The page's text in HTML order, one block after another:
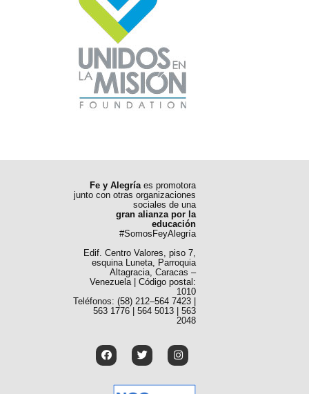
Fe y Alegría es promotora
junto con otras organizaciones
sociales de una
gran alianza por la
educación
#SomosFeyAlegría
Edif. Centro Valores, piso 7,
esquina Luneta, Parroquia
Altagracia, Caracas –
Venezuela | Código postal:
1010
Teléfonos: (58) 212–564 7423 |
563 1776 | 564 5013 | 563
2048